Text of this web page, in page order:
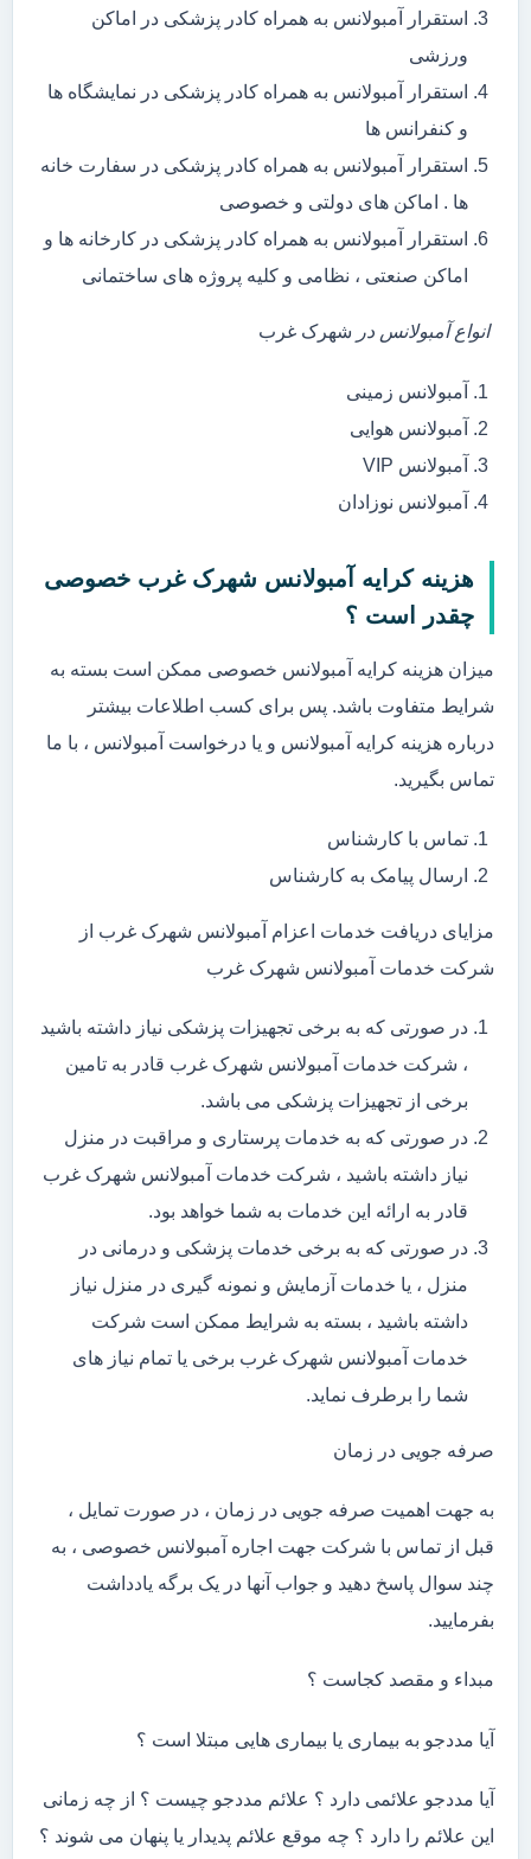
استقرار آمبولانس به همراه کادر پزشکی در اماکن
ورزشی
استقرار آمبولانس به همراه کادر پزشکی در نمایشگاه ها
و کنفرانس ها
استقرار آمبولانس به همراه کادر پزشکی در سفارت خانه
ها . اماکن های دولتی و خصوصی
استقرار آمبولانس به همراه کادر پزشکی در کارخانه ها و
اماکن صنعتی ، نظامی و کلیه پروژه های ساختمانی
انواع آمبولانس در شهرک غرب
آمبولانس زمینی
آمبولانس هوایی
آمبولانس VIP
آمبولانس نوزادان
هزینه کرایه آمبولانس شهرک غرب خصوصی
چقدر است ؟
میزان هزینه کرایه آمبولانس خصوصی ممکن است بسته به
شرایط متفاوت باشد. پس برای کسب اطلاعات بیشتر
درباره هزینه کرایه آمبولانس و یا درخواست آمبولانس ، با ما
تماس بگیرید.
تماس با کارشناس
ارسال پیامک به کارشناس
مزایای دریافت خدمات اعزام آمبولانس شهرک غرب از
شرکت خدمات آمبولانس شهرک غرب
در صورتی که به برخی تجهیزات پزشکی نیاز داشته باشید
، شرکت خدمات آمبولانس شهرک غرب قادر به تامین
برخی از تجهیزات پزشکی می باشد.
در صورتی که به خدمات پرستاری و مراقبت در منزل
نیاز داشته باشید ، شرکت خدمات آمبولانس شهرک غرب
قادر به ارائه این خدمات به شما خواهد بود.
در صورتی که به برخی خدمات پزشکی و درمانی در
منزل ، یا خدمات آزمایش و نمونه گیری در منزل نیاز
داشته باشید ، بسته به شرایط ممکن است شرکت
خدمات آمبولانس شهرک غرب برخی یا تمام نیاز های
شما را برطرف نماید.
صرفه جویی در زمان
به جهت اهمیت صرفه جویی در زمان ، در صورت تمایل ،
قبل از تماس با شرکت جهت اجاره آمبولانس خصوصی ، به
چند سوال پاسخ دهید و جواب آنها در یک برگه یادداشت
بفرمایید.
مبداء و مقصد کجاست ؟
آیا مددجو به بیماری یا بیماری هایی مبتلا است ؟
آیا مددجو علائمی دارد ؟ علائم مددجو چیست ؟ از چه زمانی
این علائم را دارد ؟ چه موقع علائم پدیدار یا پنهان می شوند ؟